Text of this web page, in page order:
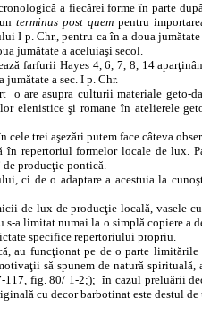
a fiecărei forme în parte
unterminus post quem pentru
I p. Chr., pentru ca în a doua
jumătate a aceluiaşi secol.
farfurii Hayes 4, 6, 7, 8, 14
a sec. I p. Chr.
o are asupra culturii materiale geto-
elenistice şi romane în atelierele
trei aşezări putem face câteva
în repertoriul formelor locale de lux.
de producţie pontică.
ci de o adaptare a acestuia la
de lux de producţie locală, vasele
limitat numai la o simplă copiere a
specifice repertoriului propriu.
au funcţionat pe de o parte
să spunem de natură spirituală,
117, fig. 80/ 1-2;); în cazul preluării
cu decor barbotinat este destul